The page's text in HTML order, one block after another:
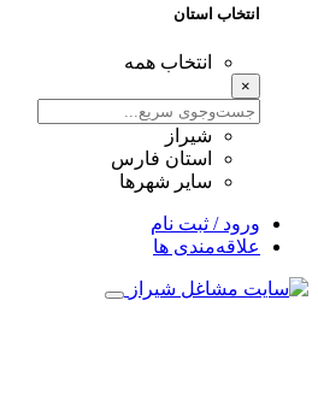
انتخاب استان
انتخاب همه
×
شیراز
استان فارس
سایر شهرها
ورود / ثبت نام
علاقه‌مندی ها